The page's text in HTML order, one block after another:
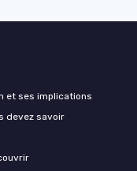
et ses implications
devez savoir